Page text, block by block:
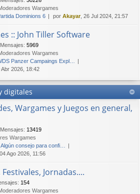
Wargames
Dominions 6 por Akayar, 26 Jul 2024, 21:57
:: John Tiller Software
Mensajes: 5969
Wargames
Panzer Campaings Expl…
Abr 2026, 18:42
digitales
Wargames y Juegos en general,
Mensajes: 13419
Wargames
consejo para confi…
, 04 Ago 2026, 11:56
Jornadas....
: 154
Wargames